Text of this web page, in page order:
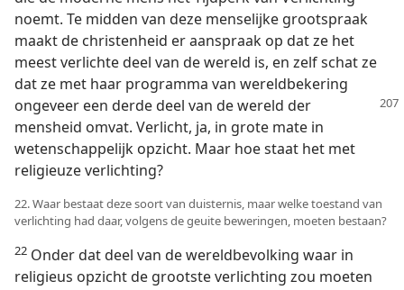
noemt. Te midden van deze menselijke grootspraak
maakt de christenheid er aanspraak op dat ze het
meest verlichte deel van de wereld is, en zelf schat ze
dat ze met haar programma van wereldbekering
ongeveer een derde deel van de wereld der
mensheid omvat. Verlicht, ja, in grote mate in
wetenschappelijk opzicht. Maar hoe staat het met
religieuze verlichting?
22. Waar bestaat deze soort van duisternis, maar welke toestand van
verlichting had daar, volgens de geuite beweringen, moeten bestaan?
22 Onder dat deel van de wereldbevolking waar in
religieus opzicht de grootste verlichting zou moeten